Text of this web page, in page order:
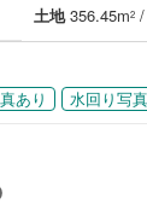
土地356.45m2 /
あり 水回り写